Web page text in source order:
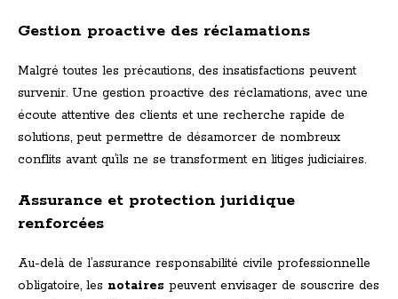
Gestion proactive des réclamations
Malgré toutes les précautions, des insatisfactions peuvent
survenir. Une gestion proactive des réclamations, avec une
écoute attentive des clients et une recherche rapide de
solutions, peut permettre de désamorcer de nombreux
conflits avant qu’ils ne se transforment en litiges judiciaires.
Assurance et protection juridique
renforcées
Au-delà de l’assurance responsabilité civile professionnelle
obligatoire, les notaires peuvent envisager de souscrire des